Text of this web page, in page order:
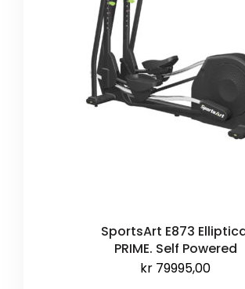
SportsArt E873
PRIME. Self Powered
kr 79995,00